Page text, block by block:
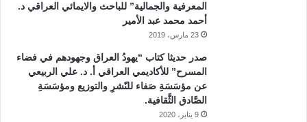
المعرفية والجمالية” للباحث والايمائي العراقي د.
أحمد محمد عبد الأمير
23 مارس، 2019
صدر حديثا كتاب “يهودُ العراق وجهودهم في فضاء
المسرح” للأكاديمي العراقي أ. د. علي الربيعي
عن مؤسَسَةِ صَفاء للنّشرِ والتوزيع ومؤسَسَةِ
الصَّادق الثَّقافية.
9 يناير، 2020